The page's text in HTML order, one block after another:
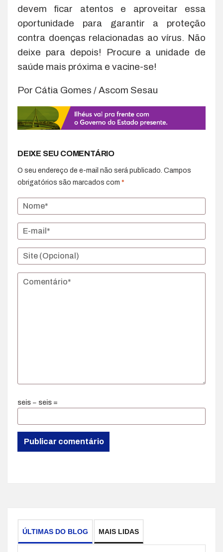
devem ficar atentos e aproveitar essa
oportunidade para garantir a proteção
contra doenças relacionadas ao vírus. Não
deixe para depois! Procure a unidade de
saúde mais próxima e vacine-se!
Por Cátia Gomes / Ascom Sesau
DEIXE SEU COMENTÁRIO
O seu endereço de e-mail não será publicado. Campos
obrigatórios são marcados com *
seis − seis =
ÚLTIMAS DO BLOG MAIS LIDAS